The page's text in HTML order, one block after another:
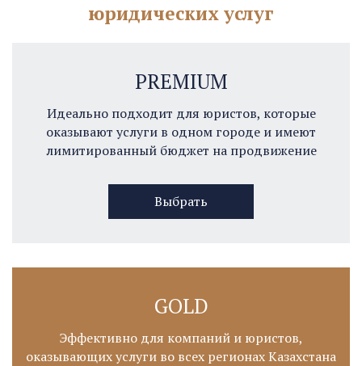
юридических услуг
PREMIUM
Идеально подходит для юристов, которые
оказывают услуги в одном городе и имеют
лимитированный бюджет на продвижение
Выбрать
GOLD
Эффективно для компаний и юристов,
оказывающих услуги во всех регионах Казахстана